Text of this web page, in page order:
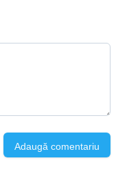
Adaugă comentariu